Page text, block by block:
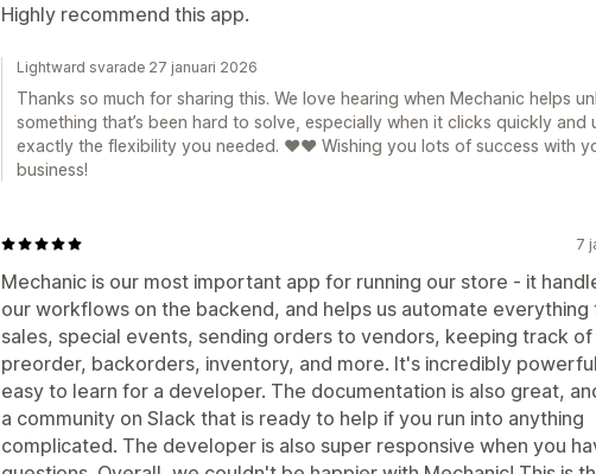
Highly recommend this app.
Lightward svarade 27 januari 2026
Thanks so much for sharing this. We love hearing when Mechanic helps
something that’s been hard to solve, especially when it clicks quickly and
exactly the flexibility you needed. ❤️❤️ Wishing you lots of success with
business!
7
Mechanic is our most important app for running our store - it
our workflows on the backend, and helps us automate everything
sales, special events, sending orders to vendors, keeping track of
preorder, backorders, inventory, and more. It's incredibly
easy to learn for a developer. The documentation is also great,
a community on Slack that is ready to help if you run into anything
complicated. The developer is also super responsive when you